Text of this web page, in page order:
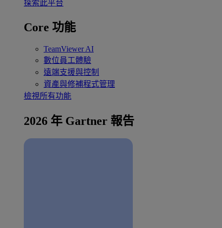
探索此平台
Core 功能
TeamViewer AI
數位員工體驗
遠端支援與控制
資產與修補程式管理
檢視所有功能
2026 年 Gartner 報告